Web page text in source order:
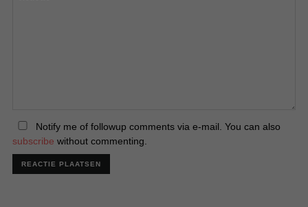
Notify me of followup comments via e-mail. You can also
subscribe without commenting.